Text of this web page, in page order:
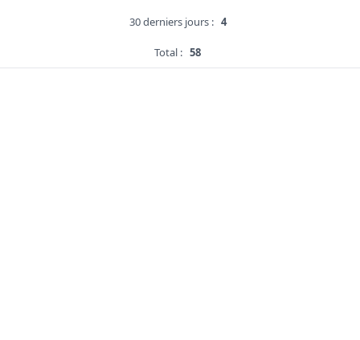
30 derniers jours : 4
Total : 58